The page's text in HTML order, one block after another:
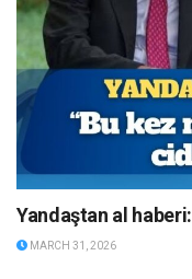
Yandaştan al
MARCH 31, 2026